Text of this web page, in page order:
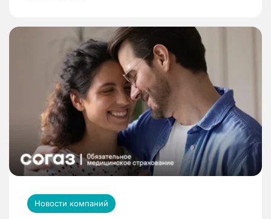
Новости компаний